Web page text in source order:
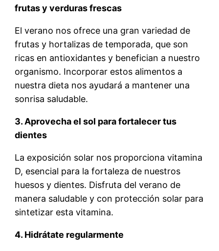
frutas y verduras frescas
El verano nos ofrece una gran variedad de
frutas y hortalizas de temporada, que son
ricas en antioxidantes y benefician a nuestro
organismo. Incorporar estos alimentos a
nuestra dieta nos ayudará a mantener una
sonrisa saludable.
3. Aprovecha el sol para fortalecer tus
dientes
La exposición solar nos proporciona vitamina
D, esencial para la fortaleza de nuestros
huesos y dientes. Disfruta del verano de
manera saludable y con protección solar para
sintetizar esta vitamina.
4. Hidrátate regularmente